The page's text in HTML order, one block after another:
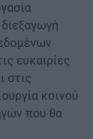
ευκαιρίες
στις
κοινού
που θα